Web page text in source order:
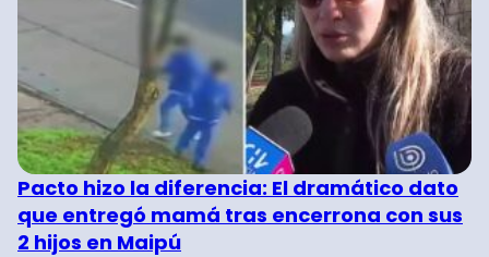
Pacto hizo la diferencia: El dramático dato
que entregó mamá tras encerrona con sus
2 hijos en Maipú